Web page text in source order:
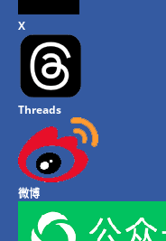
X
Threads
微博